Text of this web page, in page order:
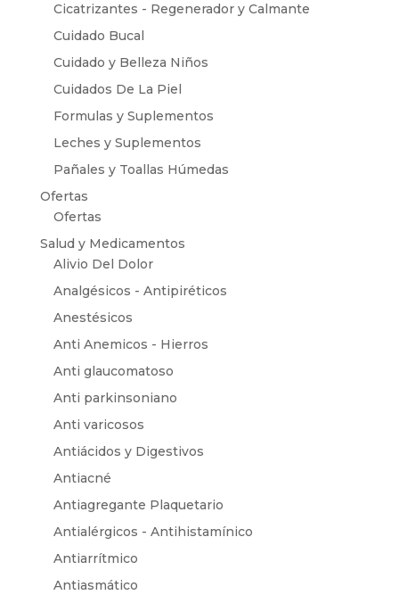
Cicatrizantes - Regenerador y Calmante
Cuidado Bucal
Cuidado y Belleza Niños
Cuidados De La Piel
Formulas y Suplementos
Leches y Suplementos
Pañales y Toallas Húmedas
Ofertas
Ofertas
Salud y Medicamentos
Alivio Del Dolor
Analgésicos - Antipiréticos
Anestésicos
Anti Anemicos - Hierros
Anti glaucomatoso
Anti parkinsoniano
Anti varicosos
Antiácidos y Digestivos
Antiacné
Antiagregante Plaquetario
Antialérgicos - Antihistamínico
Antiarrítmico
Antiasmático